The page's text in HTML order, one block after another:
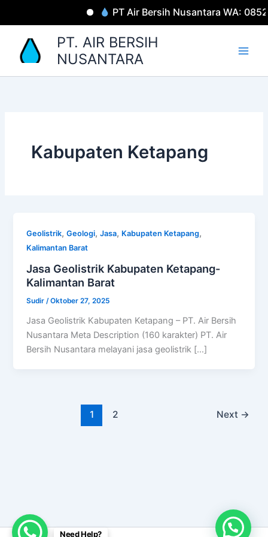
PT Air Bersih Nusantara WA:
PT. AIR BERSIH
NUSANTARA
Kabupaten Ketapang
Geolistrik,Geologi,Jasa, Kabupaten Ketapang,
Kalimantan Barat
Jasa Geolistrik Kabupaten Ketapang-
Kalimantan Barat
Sudir /Oktober 27, 2025
Jasa Geolistrik Kabupaten Ketapang – PT. Air Bersih
Nusantara Meta Description (160 karakter) PT. Air
Bersih Nusantara melayani jasa geolistrik […]
1 2 Next →
Need Help?